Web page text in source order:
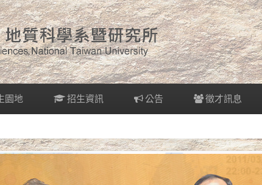
園地 招生資訊 公告 徵才訊息